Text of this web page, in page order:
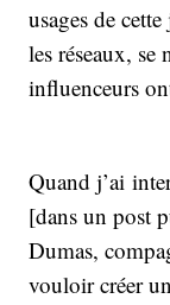
usages de
les réseaux,
influenceurs
Quand j’ai
[dans un post
Dumas,
vouloir créer